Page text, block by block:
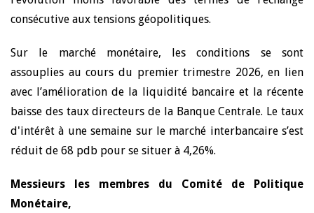
consécutive aux tensions géopolitiques.
Sur le marché monétaire, les conditions se sont
assouplies au cours du premier trimestre 2026, en lien
avec l’amélioration de la liquidité bancaire et la récente
baisse des taux directeurs de la Banque Centrale. Le taux
d'intérêt à une semaine sur le marché interbancaire s’est
réduit de 68 pdb pour se situer à 4,26%.
Messieurs les membres du Comité de Politique
Monétaire,